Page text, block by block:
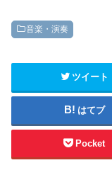
音楽・演奏
ツイート
はてブ
Pocket